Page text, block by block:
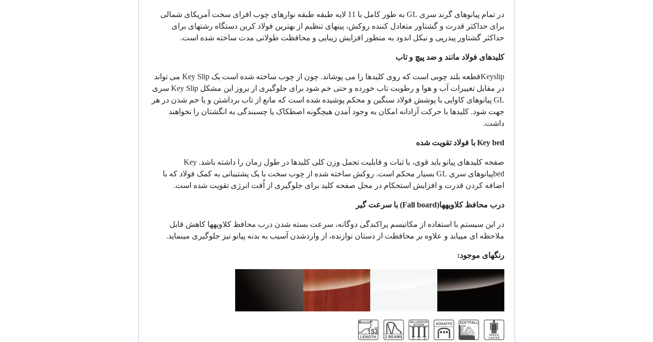
در تمام پیانوهای گرند سری GL
به طور کامل با 11 لایه طبقه طبقه نوارهای چوب افرای سخت آمریکای شمالی
برای حداکثر قدرت و گشتاور متعادل کننده روکش، پین­های تنظیم از بهترین فولاد کربن دستگاه رشته­ای برای
حداکثر گشتاور پی­در­پی و نیکل اندود به منظور افزایش زیبایی و محافظت طولانی مدت ساخته شده است.
کلیدهای فولاد مانند و ضد پیچ و تاب
Keyslipقطعه بلند چوبی است که روی کلیدها را می پوشاند. چون از چوب ساخته شده است یکKey Slip می تواند
در مقابل تغییرات آب و هوا و رطوبت تاب خورده و حتی خم شود برای جلوگیری از بروز این مشکلKey Slip سری
GL پیانوهای کاوایی با پوشش فولاد سنگین و محکم پوشیده شده است که مانع از تاب برداشتن و یا خم شدن در هر
جهت شود. کلیدها با حرکت آزادانه امکان به وجود آمدن هیچگونه اصطکاک یا چسبندگی به انگشتان را نخواهند
داشت.
Key bed با فولاد تقویت شده
صفحه کلیدهای پیانو باید قوی، با ثبات و قابلیت تحمل وزن کلی کلیدها در طول زمان را داشته باشد.Key
bedپیانوهای سری GL بسیار محکم است. روکش ساخته شده از چوب سخت با یک پشتیبانی به کمک فولاد که با
اضافه کردن قدرت و افزایش استحکام در محل صفحه کلید برای جلوگیری از اُفت انرژی تقویت شده است.
درب محافظ کلاویه­ها(Fall board) با سرعت گیر
در این سیستم با استفاده از مکانیسم پراکندگی دوگانه، سرعت بسته شدن درب محافظ کلاویه­ها کاهش قابل
ملاحظه ای می­یابد و علاوه بر محافظت از دستان نوازنده، از واردشدن آسیب به بدنه پیانو نیز جلوگیری می­نماید.
رنگهای موجود: